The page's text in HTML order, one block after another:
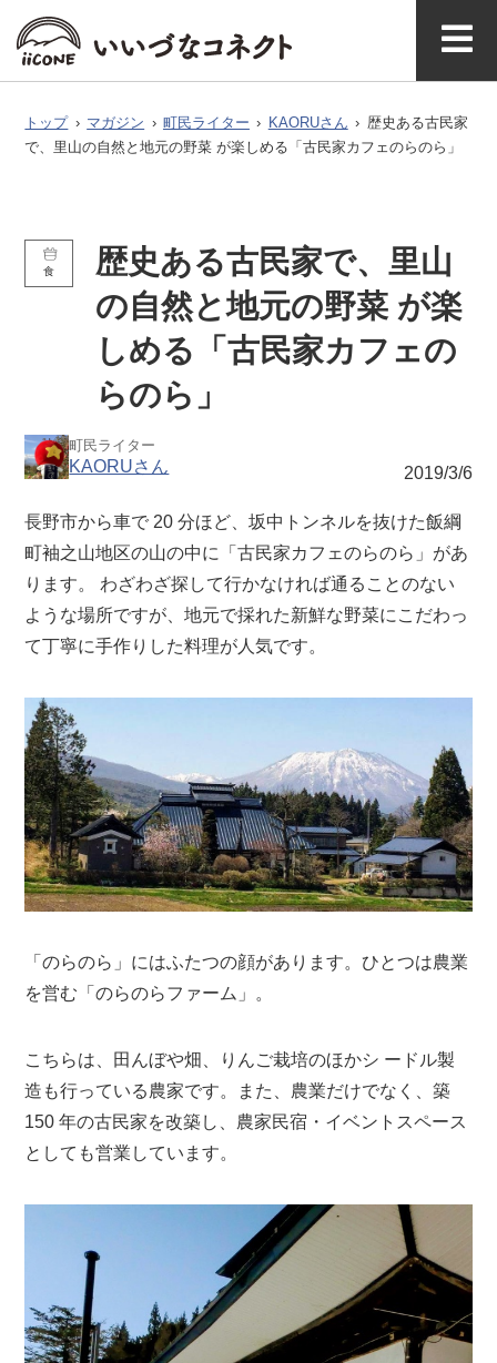
マガジ
ン公式
アク
セス
いいづなコネ
クトとは
ト
ジ
ン
トップ › マガジン › 町民ライター › KAORUさん › 歴史ある古⺠家
で、里山の自然と地元の野菜 が楽しめる「古⺠家カフェのらのら」
食
歴史ある古⺠家で、里山
の自然と地元の野菜 が楽
しめる「古⺠家カフェの
らのら」
町民ライター
KAORUさん 2019/3/6
⻑野市から車で 20 分ほど、坂中トンネルを抜けた飯綱
町袖之山地区の山の中に「古民家カフェのらのら」があ
ります。 わざわざ探して行かなければ通ることのない
ような場所ですが、地元で採れた新鮮な野菜にこだわっ
て丁寧に手作りした料理が人気です。
「のらのら」にはふたつの顔があります。ひとつは農業
を営む「のらのらファーム」。
こちらは、田んぼや畑、りんご栽培のほかシ ードル製
造も行っている農家です。また、農業だけでなく、築
150 年の古⺠家を改築し、農家⺠宿・イベントスペース
としても営業しています。